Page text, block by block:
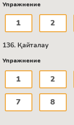
Упражнение
1 2
136. Қайталау
Упражнение
1 2
7 8